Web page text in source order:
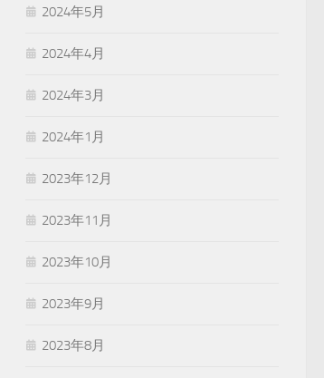
2024年5月
2024年4月
2024年3月
2024年1月
2023年12月
2023年11月
2023年10月
2023年9月
2023年8月